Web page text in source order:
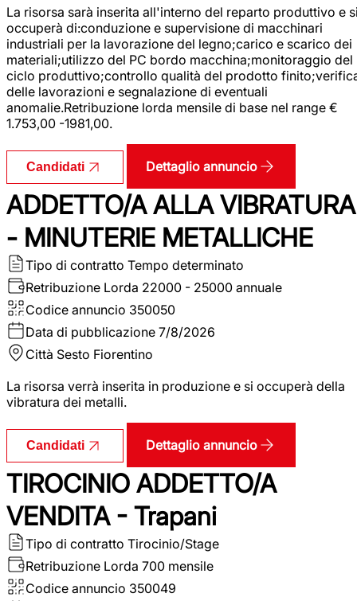
La risorsa sarà inserita all'interno del reparto produttivo e
occuperà di:conduzione e supervisione di macchinari
industriali per la lavorazione del legno;carico e scarico dei
materiali;utilizzo del PC bordo macchina;monitoraggio del
ciclo produttivo;controllo qualità del prodotto
delle lavorazioni e segnalazione di eventuali
anomalie.Retribuzione lorda mensile di base nel range €
1.753,00 -1981,00.
Candidati Dettaglio annuncio
ADDETTO/A ALLA VIBRATURA
- MINUTERIE METALLICHE
Tipo di contratto Tempo determinato
Retribuzione Lorda 22000 - 25000 annuale
Codice annuncio 350050
Data di pubblicazione 7/8/2026
Città Sesto Fiorentino
La risorsa verrà inserita in produzione e si occuperà della
vibratura dei metalli.
Candidati Dettaglio annuncio
TIROCINIO ADDETTO/A
VENDITA - Trapani
Tipo di contratto Tirocinio/Stage
Retribuzione Lorda 700 mensile
Codice annuncio 350049